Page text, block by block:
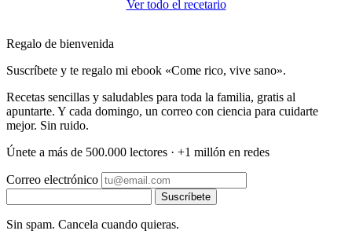
Ver todo el recetario
Regalo de bienvenida
Suscríbete y te regalo mi ebook «Come rico, vive sano».
Recetas sencillas y saludables para toda la familia, gratis al
apuntarte. Y cada domingo, un correo con ciencia para cuidarte
mejor. Sin ruido.
Únete a más de 500.000 lectores · +1 millón en redes
Correo electrónico
Suscríbete
Sin spam. Cancela cuando quieras.